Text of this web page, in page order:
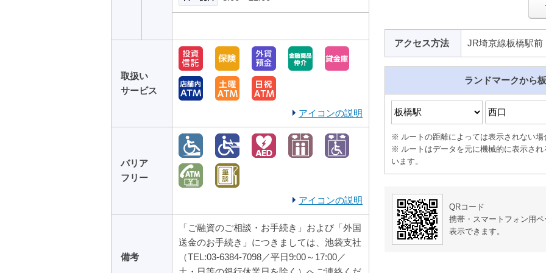
取扱い
サービス
アイコンの説明
バリア
フリー
アイコンの説明
備考
「ご融資のご相談・お手続き」および「外国
送金のお手続き」につきましては、池袋支社
（TEL:03-6384-7098／平日9:00～17:00／
アクセス方法 JR埼京線板橋駅前
ランドマークから
ルートの距離によっては表示されない
ルートはデータを元に機械的に表示さ
います。
QRコード
携帯・スマートフォン用ペ
表示できます。